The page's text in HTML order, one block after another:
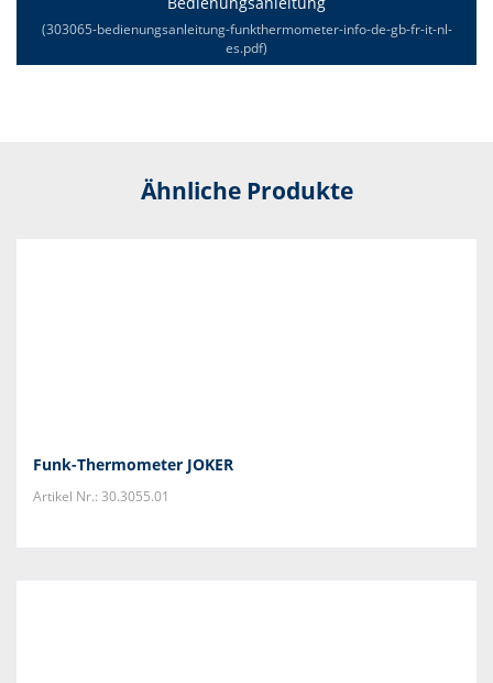
(303065-bedienungsanleitung-funkthermometer-info-de-gb-fr-it-nl-
es.pdf)
Ähnliche Produkte
Funk-Thermometer JOKER
Artikel Nr.: 30.3055.01